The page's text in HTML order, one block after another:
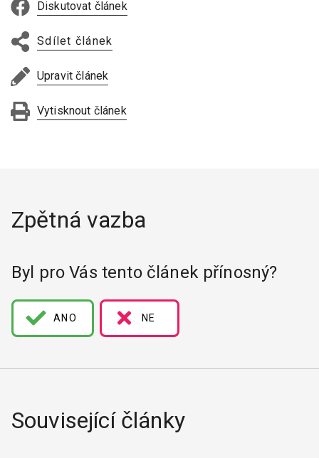
Diskutovat článek
Sdílet článek
Upravit článek
Vytisknout článek
Zpětná vazba
Byl pro Vás tento článek přínosný?
ANO NE
Související články